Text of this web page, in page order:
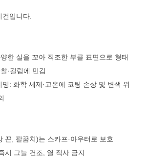
입니다.
한 실을 꼬아 직조한 부클 표면으로 형태
·걸림에 민감
: 화학 세제·고온에 코팅 손상 및 변색 위
끈, 팔꿈치)는 스카프·아우터로 보호
시 그늘 건조, 열 직사 금지